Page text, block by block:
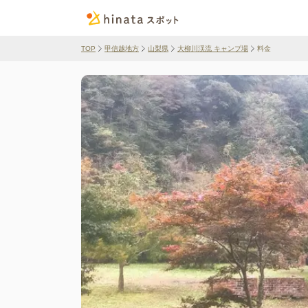
TOP 甲信越地方 山梨県 大柳川渓流 キャンプ場 料金